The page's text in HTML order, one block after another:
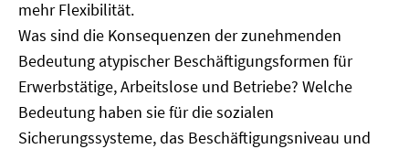
mehr Flexibilität.
Was sind die Konsequenzen der zunehmenden
Bedeutung atypischer Beschäftigungsformen für
Erwerbstätige, Arbeitslose und Betriebe? Welche
Bedeutung haben sie für die sozialen
Sicherungssysteme, das Beschäftigungsniveau und